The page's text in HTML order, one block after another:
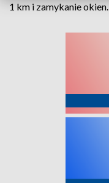
1 km i zamykanie okien.